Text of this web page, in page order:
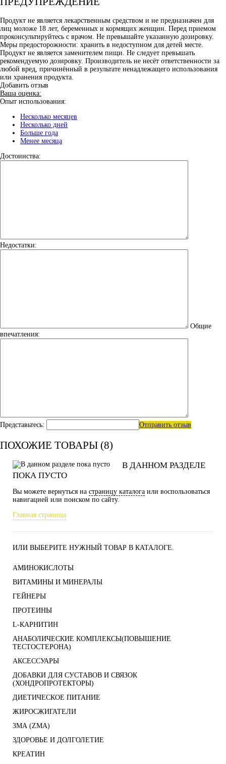
Продукт не является лекарственным средством и не предназначен для
лиц моложе 18 лет, беременных и кормящих женщин. Перед приемом
проконсультируйтесь с врачом. Не превышайте указанную дозировку.
Меры предосторожности: хранить в недоступном для детей месте.
Продукт не является заменителем пищи. Не следует превышать
рекомендуемую дозировку. Производитель не несёт ответственности за
любой вред, причинённый в результате ненадлежащего использования
или хранения продукта.
Добавить отзыв
Ваша оценка:
Опыт использования:
Несколько месяцев
Несколько дней
Больше года
Менее месяца
Достоинства:
Недостатки:
Общие
впечатления:
Представьтесь: Отправить отзыв
ПОХОЖИЕ ТОВАРЫ (8)
В ДАННОМ РАЗДЕЛЕ
ПОКА ПУСТО
Вы можете вернуться на страницу каталога или воспользоваться
навигацией или поиском по сайту.
Главная страница
ИЛИ ВЫБЕРИТЕ НУЖНЫЙ ТОВАР В КАТАЛОГЕ.
АМИНОКИСЛОТЫ
ВИТАМИНЫ И МИНЕРАЛЫ
ГЕЙНЕРЫ
ПРОТЕИНЫ
L-КАРНИТИН
АНАБОЛИЧЕСКИЕ КОМПЛЕКСЫ(ПОВЫШЕНИЕ
ТЕСТОСТЕРОНА)
АКСЕССУАРЫ
ДОБАВКИ ДЛЯ СУСТАВОВ И СВЯЗОК
(ХОНДРОПРОТЕКТОРЫ)
ДИЕТИЧЕСКОЕ ПИТАНИЕ
ЖИРОСЖИГАТЕЛИ
ЗМА (ZMA)
ЗДОРОВЬЕ И ДОЛГОЛЕТИЕ
КРЕАТИН